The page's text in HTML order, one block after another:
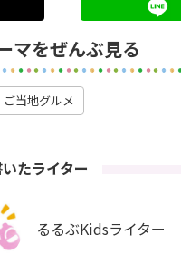
マをぜんぶ見る
ご当地グルメ
たライター
るるぶKidsライター